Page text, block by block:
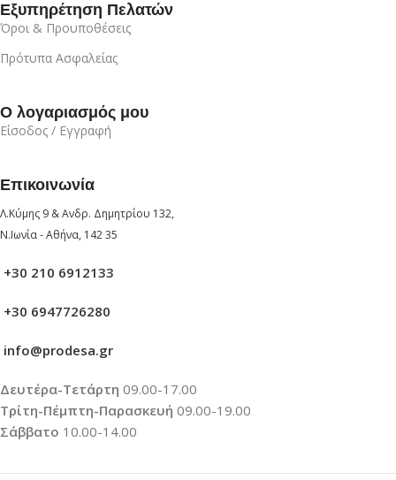
Εξυπηρέτηση Πελατών
Όροι & Προυποθέσεις
Πρότυπα Ασφαλείας
Ο λογαριασμός μου
Είσοδος / Εγγραφή
Επικοινωνία
Λ.Κύμης 9 & Ανδρ. Δημητρίου 132,
Ν.Ιωνία - Αθήνα, 142 35
+30 210 6912133
+30 6947726280
info@prodesa.gr
Δευτέρα-Τετάρτη 09.00-17.00
Τρίτη-Πέμπτη-Παρασκευή 09.00-19.00
Σάββατο 10.00-14.00